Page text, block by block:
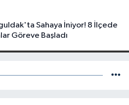
Sahaya İniyor! 8 İlçede
Göreve Başladı